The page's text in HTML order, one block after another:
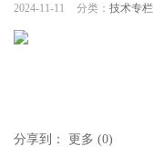
2024-11-11 分类： 技术专栏
分享到： 更多 (0)